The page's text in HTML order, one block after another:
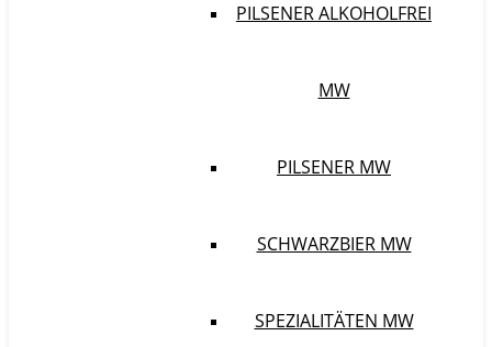
PILSENER ALKOHOLFREI
MW
PILSENER MW
SCHWARZBIER MW
SPEZIALITÄTEN MW